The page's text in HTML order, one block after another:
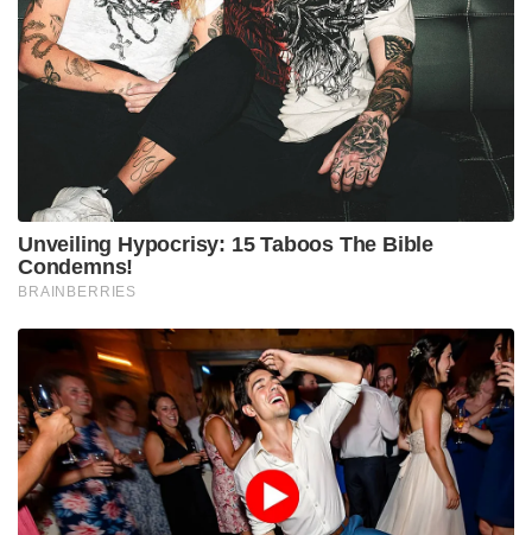
Unveiling Hypocrisy: 15 Taboos The Bible
Condemns!
BRAINBERRIES